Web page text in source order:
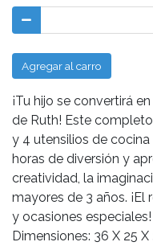
Agregar al carro
¡Tu hijo se convertirá
de Ruth! Este
y 4 utensilios de
horas de diversión y
creatividad, la
mayores de 3 años.
y ocasiones especiales!
Dimensiones: 36 X 25 X